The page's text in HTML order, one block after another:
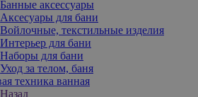
Банные аксессуары
Аксесуары для бани
Войлочные, текстильные изделия
Интерьер для бани
Наборы для бани
Уход за телом, баня
техника ванная
Назад